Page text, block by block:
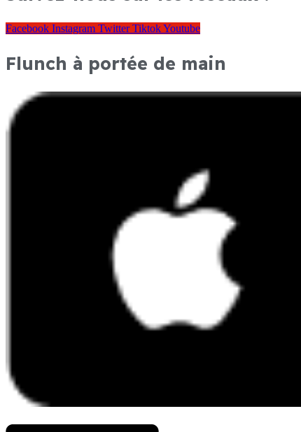
Facebook Instagram Twitter TiktokYoutube
Flunch à portée de main